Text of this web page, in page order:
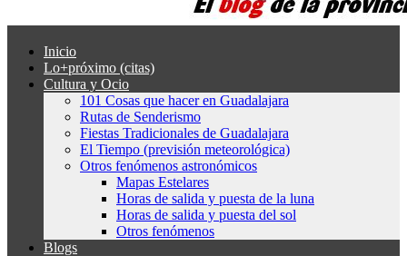
Inicio
Lo+próximo (citas)
Cultura y Ocio
101 Cosas que hacer en Guadalajara
Rutas de Senderismo
Fiestas Tradicionales de Guadalajara
El Tiempo (previsión meteorológica)
Otros fenómenos astronómicos
Mapas Estelares
Horas de salida y puesta de la luna
Horas de salida y puesta del sol
Otros fenómenos
Blogs